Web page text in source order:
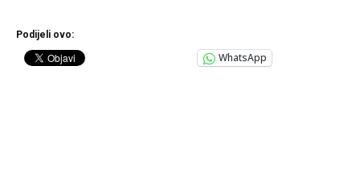
Podijeli ovo:
WhatsApp